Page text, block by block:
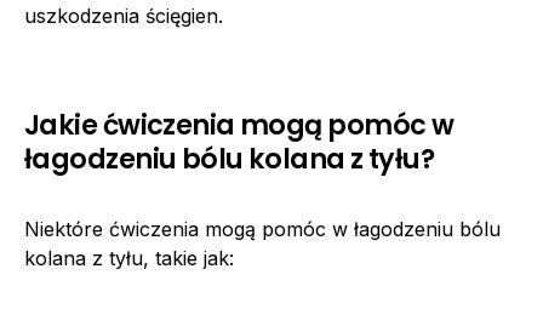
uszkodzenia ścięgien.
Jakie ćwiczenia mogą pomóc w
łagodzeniu bólu kolana z tyłu?
Niektóre ćwiczenia mogą pomóc w łagodzeniu bólu
kolana z tyłu, takie jak: